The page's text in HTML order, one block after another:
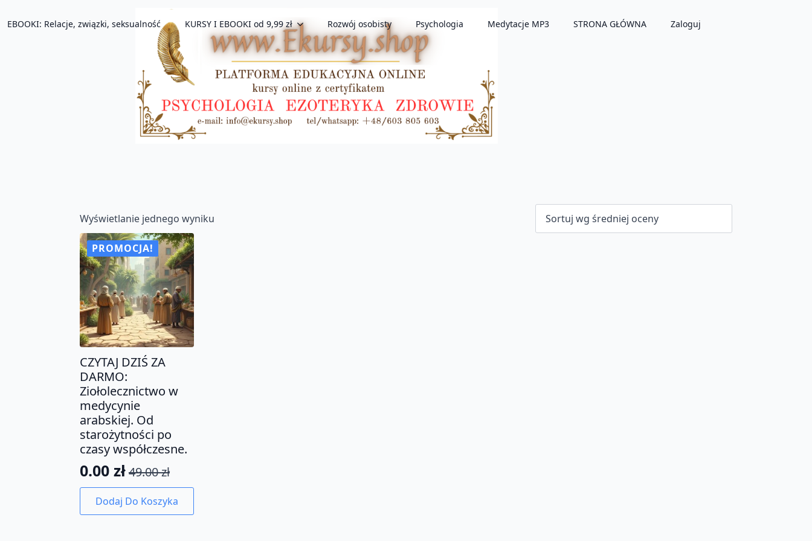
EBOOKI: Relacje, związki, seksualność KURSY I EBOOKI od 9,99 zł Rozwój osobisty Psychologia Medytacje MP3 STRONA GŁÓWNA Zaloguj
Wyświetlanie jednego wyniku
PROMOCJA!
CZYTAJ DZIŚ ZA
DARMO:
Ziołolecznictwo w
medycynie
arabskiej. Od
starożytności po
czasy współczesne.
49.00zł
Pierwotna
cena
wynosiła:
0.00 zł
Aktualna
cena
wynosi:
Dodaj Do Koszyka